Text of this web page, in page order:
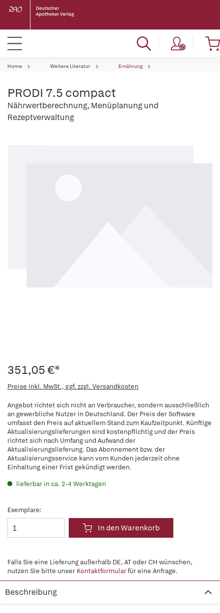
Home Weitere Literatur Ernährung
PRODI 7.5 compact
Nährwertberechnung, Menüplanung und
Rezeptverwaltung
351,05 €*
Preise inkl. MwSt., ggf. zzgl. Versandkosten
Angebot richtet sich nicht an Verbraucher, sondern ausschließlich
an gewerbliche Nutzer in Deutschland. Der Preis der Software
umfasst den Preis auf aktuellem Stand zum Kaufzeitpunkt. Künftige
Aktualisierungslieferungen sind kostenpflichtig und der Preis
richtet sich nach Umfang und Aufwand der
Aktualisierungslieferung. Das Abonnement bzw. der
Aktualisierungsservice kann vom Kunden jederzeit ohne
Einhaltung einer Frist gekündigt werden.
lieferbar in ca. 2-4 Werktagen
Exemplare:
In den Warenkorb
Falls Sie eine Lieferung außerhalb DE, AT oder CH wünschen,
nutzen Sie bitte unser Kontaktformularfür eine Anfrage.
Beschreibung